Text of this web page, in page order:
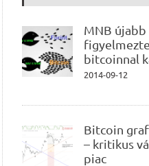
MNB újabb
bitcoinnal
2014-09-12
Bitcoin
– kritikus
piac